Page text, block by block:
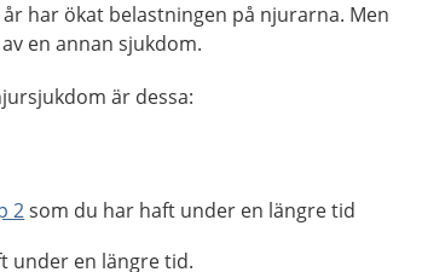
har ökat belastningen på njurarna. Men
en annan sjukdom.
är dessa:
2som du har haft under en längre tid
under en längre tid.